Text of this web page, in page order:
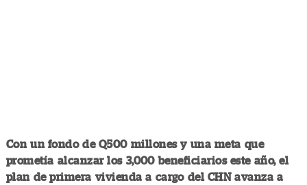
Con un fondo de Q500 millones y una meta que
prometía alcanzar los 3,000 beneficiarios este año, el
plan de primera vivienda a cargo del CHN avanza a